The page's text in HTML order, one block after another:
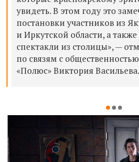
увидеть. В этом году это
постановки участников из
и Иркутской области, а
спектакли из столицы», —
по связям с
«Полюс» Виктория Васильева.